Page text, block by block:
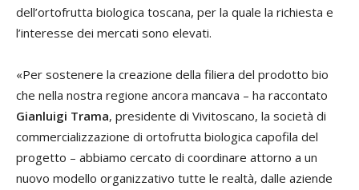
dell’ortofrutta biologica toscana, per la quale la richiesta e
l’interesse dei mercati sono elevati.
«Per sostenere la creazione della filiera del prodotto bio
che nella nostra regione ancora mancava – ha raccontato
Gianluigi Trama, presidente di Vivitoscano, la società di
commercializzazione di ortofrutta biologica capofila del
progetto – abbiamo cercato di coordinare attorno a un
nuovo modello organizzativo tutte le realtà, dalle aziende